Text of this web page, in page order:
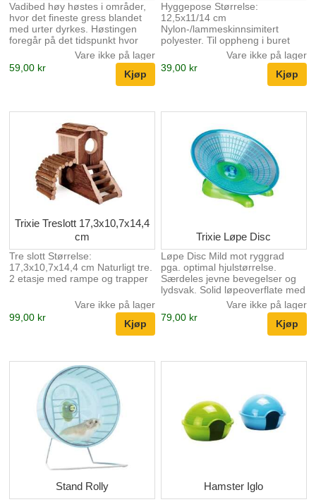
Vadibed høy høstes i områder,
hvor det fineste gress blandet
med urter dyrkes. Høstingen
foregår på det tidspunkt hvor
høyet har sine beste
egenskaper i forhold til
næringsstoffer. Den
omhyggelige forarbeidning gjør
også nødvendige arbeide til
tennene. Gi en stor del av dette
soltørkede og aromatiske
gresset hver dag. Det kan
spises uten begrensning.
Inneholder naturlige fibrer, som
mange gnagere trenger...
Vare ikke på lager
59,00 kr
Hyggepose Størrelse:
12,5x11/14 cm
Nylon-/lammeskinnsimitert
polyester. Til oppheng i buret
Vare ikke på lager
39,00 kr
Trixie Treslott 17,3x10,7x14,4
cm
Tre slott Størrelse:
17,3x10,7x14,4 cm Naturligt tre.
2 etasje med rampe og trapper
Vare ikke på lager
99,00 kr
Trixie Løpe Disc
Løpe Disc Mild mot ryggrad
pga. optimal hjulstørrelse.
Særdeles jevne bevegelser og
lydsvak. Solid løpeoverflate med
tverrgående forsterkninger for
bedre grep. Robust bunn.
Diameter 17cm.
Vare ikke på lager
79,00 kr
Stand Rolly Hamster Iglo